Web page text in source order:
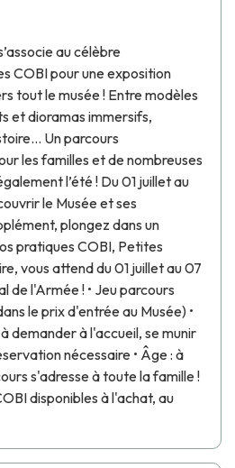
au célèbre
COBI pour une exposition
tout le musée ! Entre modèles
et dioramas immersifs,
Un parcours
les familles et de nombreuses
l’été ! Du 01 juillet au
le Musée et ses
plongez dans un
pratiques COBI, Petites
vous attend du 01 juillet au 07
de l'Armée ! • Jeu parcours
le prix d'entrée au Musée) •
demander à l'accueil, se munir
nécessaire • Âge : à
s'adresse à toute la famille !
disponibles à l'achat, au